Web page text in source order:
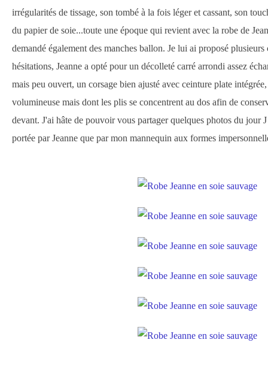
irrégularités de tissage, son tombé à la fois léger et cassant, son
du papier de soie...toute une époque qui revient avec la robe de
demandé également des manches ballon. Je lui ai proposé plusieurs
hésitations, Jeanne a opté pour un décolleté carré arrondi assez
mais peu ouvert, un corsage bien ajusté avec ceinture plate
volumineuse mais dont les plis se concentrent au dos afin de
devant. J'ai hâte de pouvoir vous partager quelques photos du jour
portée par Jeanne que par mon mannequin aux formes